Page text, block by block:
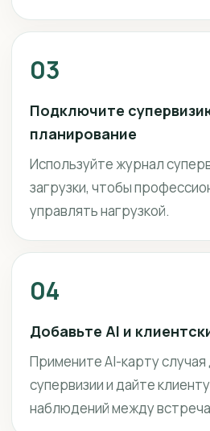
03
Подключите
планирование
Используйте журнал
загрузки, чтобы
управлять нагрузкой.
04
Добавьте AI и
Примените AI-карту случая
супервизии и дайте
наблюдений между